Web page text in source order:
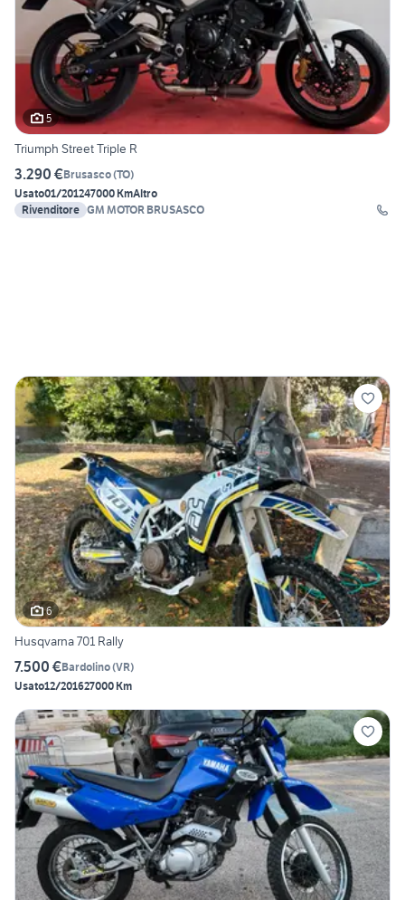
5
Triumph Street Triple R
3.290 €Brusasco(TO)
Usato01/201247000 KmAltro
Rivenditore GM MOTOR BRUSASCO
6
Husqvarna 701 Rally
7.500 €Bardolino(VR)
Usato12/201627000 Km